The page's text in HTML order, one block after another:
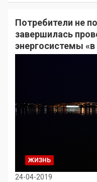
Потребители не
завершилась
энергосистемы
ЖИЗНЬ
24-04-2019